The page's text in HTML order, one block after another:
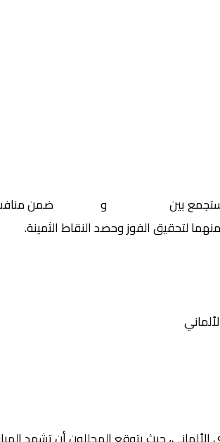
بين وفرايبورج
ضمن
لتحقيق الفوز وحصد النقاط الثمينة.